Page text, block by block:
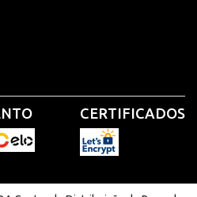
CERTIFICADOS